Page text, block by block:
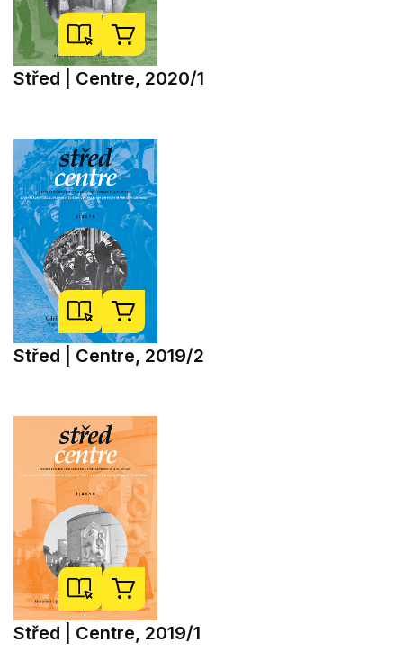
Střed | Centre, 2020/1
Střed | Centre, 2019/2
Střed | Centre, 2019/1